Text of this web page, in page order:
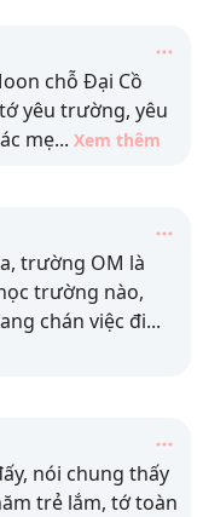
chỗ Đại Cồ
yêu trường, yêu
mẹ... Xem thêm
trường OM là
trường nào,
chán việc đi...
nói chung thấy
trẻ lắm, tớ toàn